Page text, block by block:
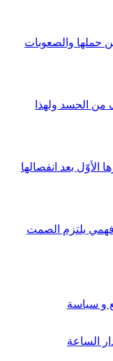
حملها والصعوبات
من الحسد ولهذا
بعد انفصالها
فهمي يلتزم الصمت